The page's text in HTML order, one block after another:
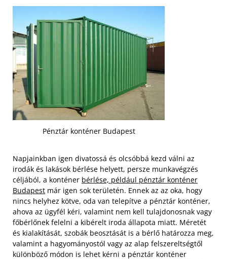
Pénztár konténer Budapest
Napjainkban igen divatossá és olcsóbbá kezd válni az
irodák és lakások bérlése helyett, persze munkavégzés
céljából, a konténer bérlése, például pénztár konténer
Budapest már igen sok területén. Ennek az az oka, hogy
nincs helyhez kötve, oda van telepítve a pénztár konténer,
ahova az ügyfél kéri, valamint nem kell tulajdonosnak vagy
főbérlőnek felelni a kibérelt iroda állapota miatt. Méretét
és kialakítását, szobák beosztását is a bérlő határozza meg,
valamint a hagyományostól vagy az alap felszereltségtől
különböző módon is lehet kérni a pénztár konténer